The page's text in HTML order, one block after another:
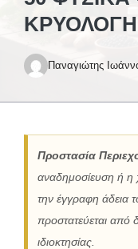
Παναγιώτης
Προστασία
αναδημοσίευση ή η
την έγγραφη άδεια
προστατεύεται από
ιδιοκτησίας.